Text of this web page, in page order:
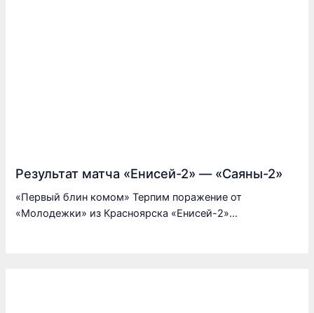
Результат матча «Енисей-2» — «Саяны-2»
«Первый блин комом» Терпим поражение от
«Молодежки» из Красноярска «Енисей-2»…